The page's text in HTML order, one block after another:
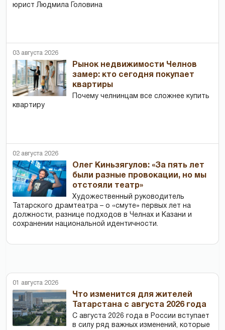
юрист Людмила Головина
03 августа 2026
Рынок недвижимости Челнов
замер: кто сегодня покупает
квартиры
Почему челнинцам все сложнее купить
квартиру
02 августа 2026
Олег Киньзягулов: «За пять лет
были разные провокации, но мы
отстояли театр»
Художественный руководитель
Татарского драмтеатра – о «смуте» первых лет на
должности, разнице подходов в Челнах и Казани и
сохранении национальной идентичности.
01 августа 2026
Что изменится для жителей
Татарстана с августа 2026 года
С августа 2026 года в России вступает
в силу ряд важных изменений, которые